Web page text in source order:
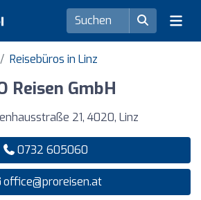
Reisebüros in Linz
Reisen GmbH
21, 4020, Linz
0732 605060
office@proreisen.at